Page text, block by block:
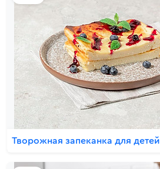
Творожная запеканка для детей